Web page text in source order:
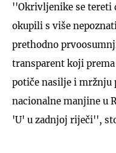
''Okrivljenike se tereti
okupili s više
prethodno
transparent koji
potiče nasilje i mržnju
nacionalne manjine u
'U' u zadnjoj riječi'',